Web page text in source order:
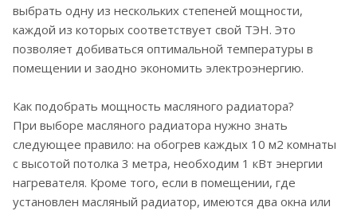
выбрать одну из нескольких степеней мощности,
каждой из которых соответствует свой ТЭН. Это
позволяет добиваться оптимальной температуры в
помещении и заодно экономить электроэнергию.
Как подобрать мощность масляного радиатора?
При выборе масляного радиатора нужно знать
следующее правило: на обогрев каждых 10 м2 комнаты
с высотой потолка 3 метра, необходим 1 кВт энергии
нагревателя. Кроме того, если в помещении, где
установлен масляный радиатор, имеются два окна или